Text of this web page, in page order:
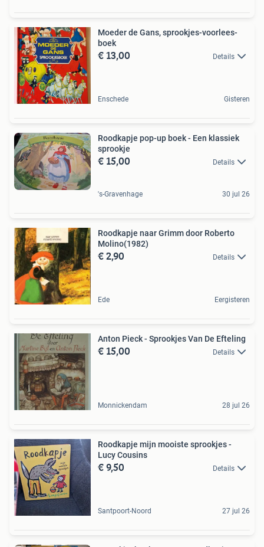
Moeder de Gans, sprookjes-voorlees-
boek
€ 13,00 Details
Enschede Gisteren
Roodkapje pop-up boek - Een klassiek
sprookje
€ 15,00 Details
's-Gravenhage 30 jul 26
Roodkapje naar Grimm door Roberto
Molino(1982)
€ 2,90 Details
Ede Eergisteren
Anton Pieck - Sprookjes Van De Efteling
€ 15,00 Details
Monnickendam 28 jul 26
Roodkapje mijn mooiste sprookjes -
Lucy Cousins
€ 9,50 Details
Santpoort-Noord 27 jul 26